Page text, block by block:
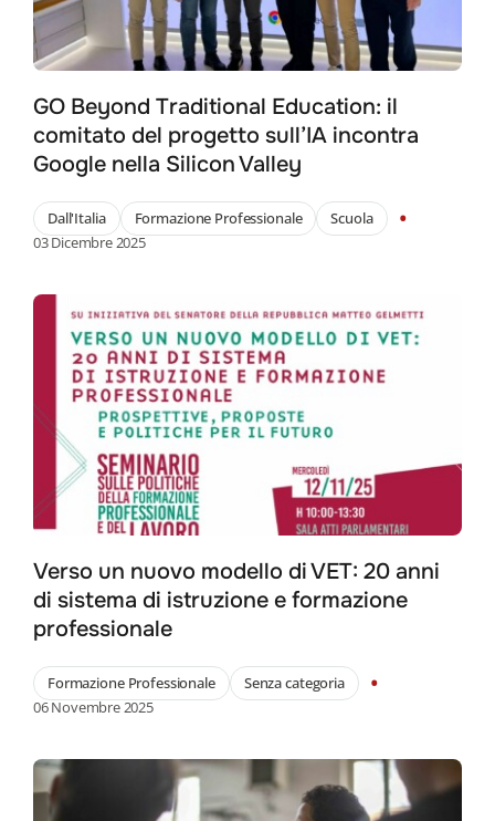
GO Beyond Traditional Education: il
comitato del progetto sull’IA incontra
Google nella Silicon Valley
Dall'Italia Formazione Professionale Scuola •
03 Dicembre 2025
Verso un nuovo modello di VET: 20 anni
di sistema di istruzione e formazione
professionale
Formazione Professionale Senza categoria •
06 Novembre 2025